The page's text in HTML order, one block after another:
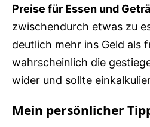
Preise für Essen und
zwischendurch etwas zu
deutlich mehr ins Geld als
wahrscheinlich die
wider und sollte
Mein persönlicher